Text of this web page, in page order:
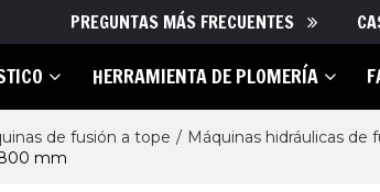
PREGUNTAS MÁS FRECUENTES
HERRAMIENTA DE PLOMERÍA
de fusión a tope / Máquinas hidráulicas de
mm